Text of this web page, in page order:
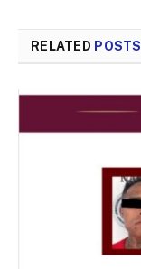
RELATED POSTS